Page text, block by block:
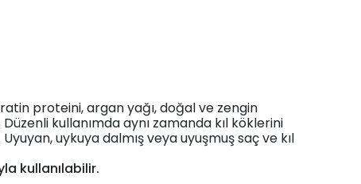
proteini, argan yağı, doğal ve zengin
kullanımda aynı zamanda kıl köklerini
uykuya dalmış veya uyuşmuş saç ve kıl
kullanılabilir.